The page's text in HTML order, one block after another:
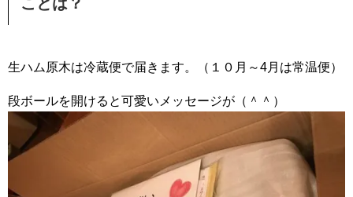
生ハム原木は冷蔵便で届きます。（１０月～4月は常温便）
段ボールを開けると可愛いメッセージが（＾＾）